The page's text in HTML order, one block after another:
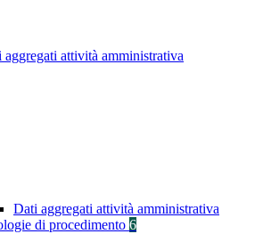
aggregati attività amministrativa
Dati aggregati attività amministrativa
di procedimento 6